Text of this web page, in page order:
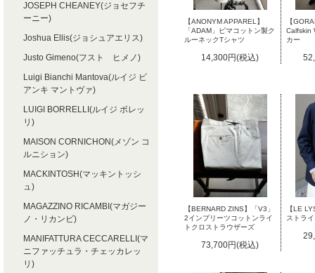
【ANONYM APPAREL】
「ADAM」ピマコットン製ク
ルーネックTシャツ
14,300円(税込)
【
Calfskin
カー
【BERNARD ZINS】「V3」
2インプリーツコットンライ
トクロストラウザーズ
73,700円(税込)
【LE
ストラ
JOSEPH CHEANEY(ジョセフチ
ーニー)
Joshua Ellis(ジョシュアエリス)
Justo Gimeno(フスト ヒメノ)
Luigi Bianchi Mantova(ルイジ ビ
アンキ マントヴァ)
LUIGI BORRELLI(ルイジ ボレッ
リ)
MAISON CORNICHON(メゾン コ
ルニション)
MACKINTOSH(マッキントッシ
ュ)
MAGAZZINO RICAMBI(マガジー
ノ・リカンビ)
MANIFATTURA CECCARELLI(マ
ニファッチュラ・チェッカレッ
リ)